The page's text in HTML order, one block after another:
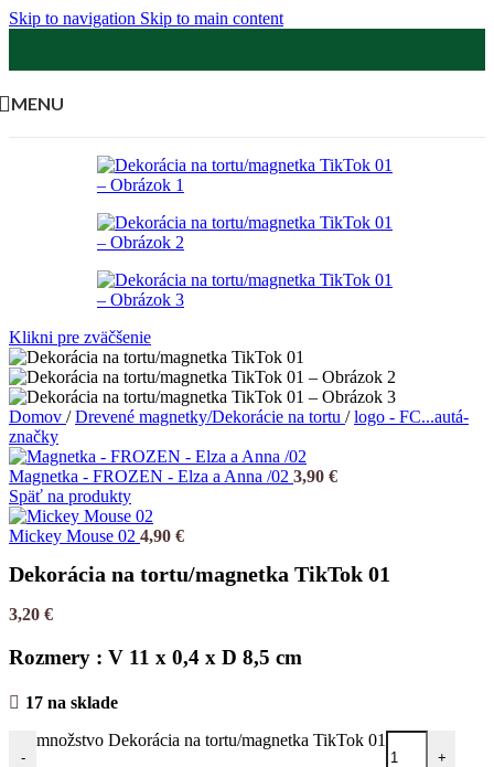
Skip to navigation Skip to main content
MENU
Klikni pre zväčšenie
Domov / Drevené magnetky/Dekorácie na tortu / logo - FC...autá-
značky
Magnetka - FROZEN - Elza a Anna /02 3,90 €
Späť na produkty
Mickey Mouse 02 4,90 €
Dekorácia na tortu/magnetka TikTok 01
3,20 €
Rozmery : V 11 x 0,4 x D 8,5 cm
17 na sklade
-
množstvo Dekorácia na tortu/magnetka TikTok 01
+